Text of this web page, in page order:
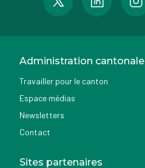
Administration cantonale
Travailler pour le canton
Espace médias
Newsletters
Contact
Sites partenaires